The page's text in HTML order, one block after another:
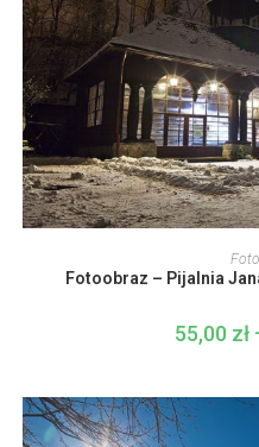
Fotoobraz – Pijalnia
55,00 zł